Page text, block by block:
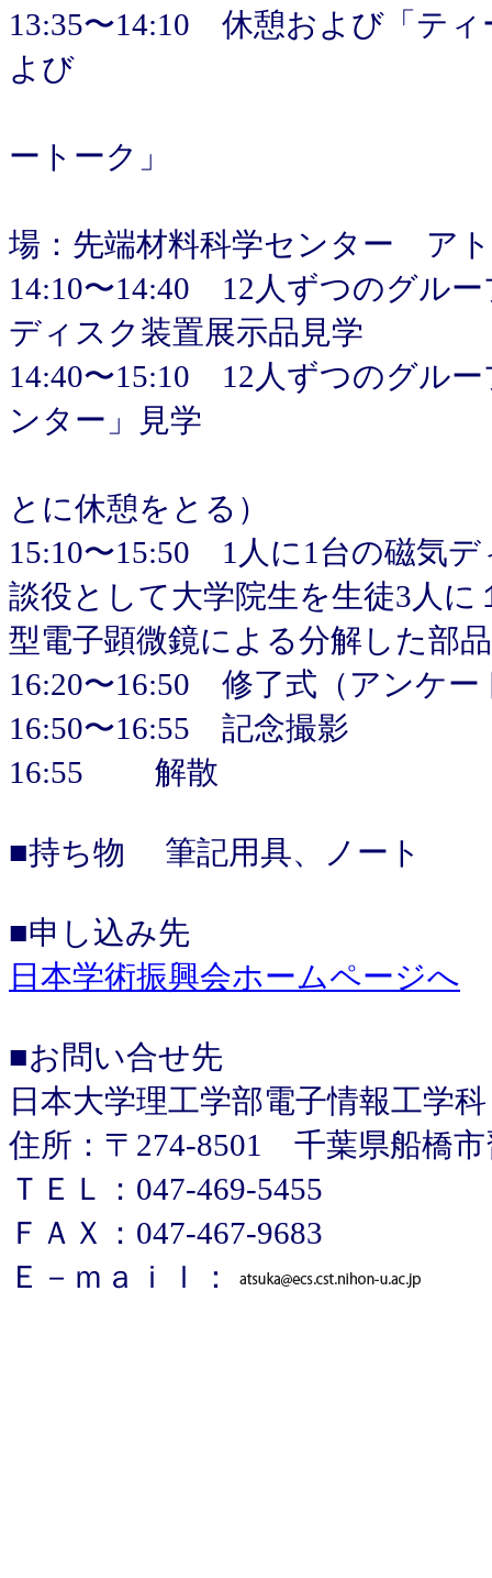
13:35〜14:10 休憩および「テ
よび
ートーク」
場：先端材料科学センター ア
14:10〜14:40 12人ずつのグル
ディスク装置展示品見学
14:40〜15:10 12人ずつのグル
ンター」見学
とに休憩をとる）
15:10〜15:50 1人に1台の磁
談役として大学院生を生徒3人
型電子顕微鏡による分解した部
16:20〜16:50 修了式（アンケー
16:50〜16:55 記念撮影
16:55 解散
■持ち物 筆記用具、ノート
■申し込み先
日本学術振興会ホームページへ
■お問い合せ先
日本大学理工学部電子情報工
住所：〒274-8501 千葉県船橋
ＴＥＬ：047-469-5455
ＦＡＸ：047-467-9683
Ｅ－ｍａｉｌ：